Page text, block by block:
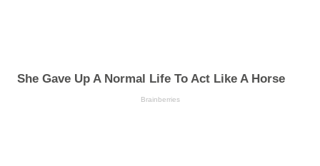
She Gave Up A Normal Life To Act Like A Horse
Brainberries